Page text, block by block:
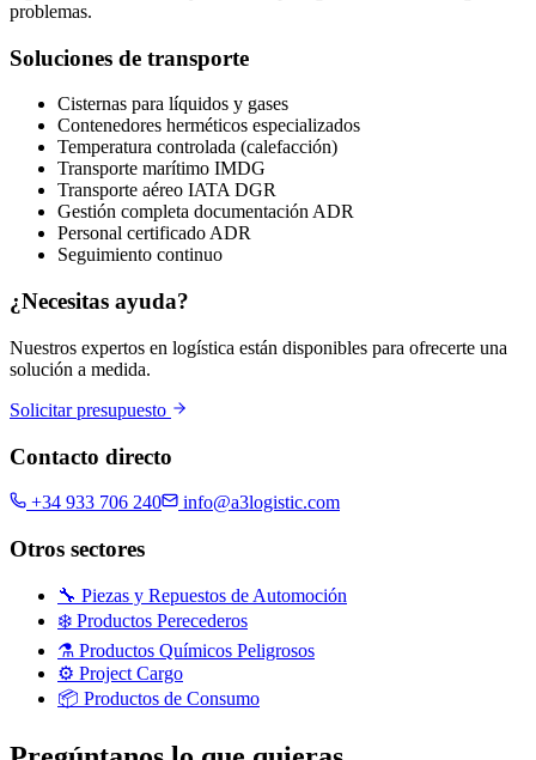
problemas.
Soluciones de transporte
Cisternas para líquidos y gases
Contenedores herméticos especializados
Temperatura controlada (calefacción)
Transporte marítimo IMDG
Transporte aéreo IATA DGR
Gestión completa documentación ADR
Personal certificado ADR
Seguimiento continuo
¿Necesitas ayuda?
Nuestros expertos en logística están disponibles para ofrecerte una
solución a medida.
Solicitar presupuesto
Contacto directo
+34 933 706 240 info@a3logistic.com
Otros sectores
🔧 Piezas y Repuestos de Automoción
❄️ Productos Perecederos
⚗️ Productos Químicos Peligrosos
⚙️ Project Cargo
📦 Productos de Consumo